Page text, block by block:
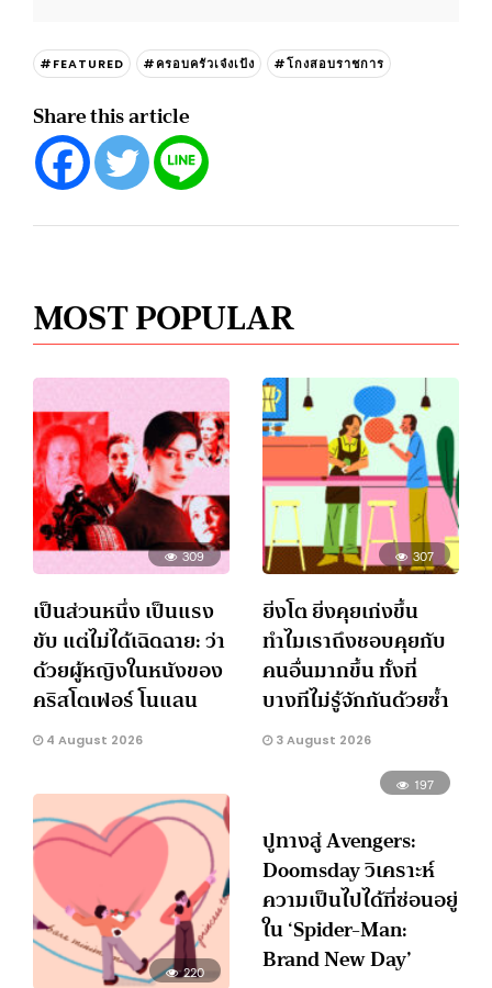
#FEATURED #ครอบครัวเจ๋งเป้ง #โกงสอบราชการ
Share this article
MOST POPULAR
309
เป็นส่วนหนึ่ง เป็นแรง
ขับ แต่ไม่ได้เฉิดฉาย: ว่า
ด้วยผู้หญิงในหนังของ
คริสโตเฟอร์ โนแลน
4 August 2026
307
ยิ่งโต ยิ่งคุยเก่งขึ้น
ทำไมเราถึงชอบคุยกับ
คนอื่นมากขึ้น ทั้งที่
บางทีไม่รู้จักกันด้วยซ้ำ
3 August 2026
220
197
ปูทางสู่ Avengers:
Doomsday วิเคราะห์
ความเป็นไปได้ที่ซ่อนอยู่
ใน ‘Spider-Man:
Brand New Day’